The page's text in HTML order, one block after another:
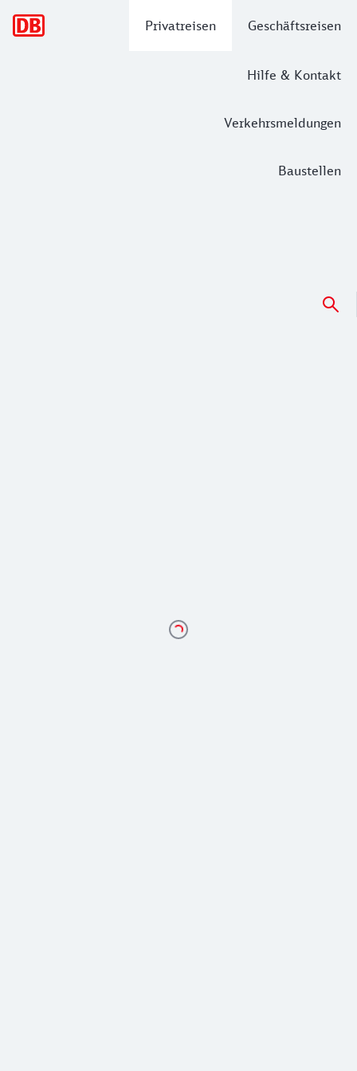
Privatreisen Geschäftsreisen
Hilfe & Kontakt
Verkehrsmeldungen
Baustellen